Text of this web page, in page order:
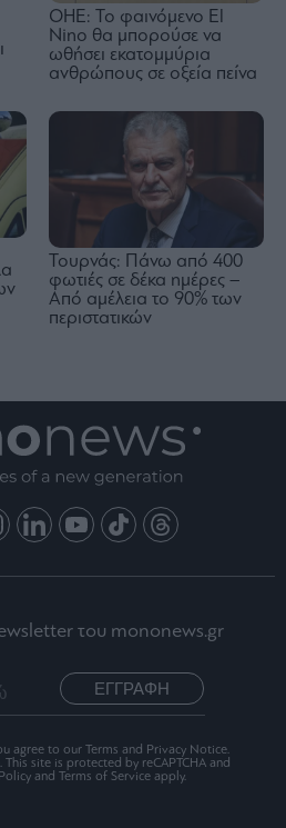
ΟΗΕ: Το φαινόμενο El
Nino θα μπορούσε να
ωθήσει εκατομμύρια
ανθρώπους σε οξεία πείνα
Τουρνάς: Πάνω από 400
φωτιές σε δέκα ημέρες –
Από αμέλεια το 90% των
περιστατικών
του mononews.gr
ΕΓΓΡΑΦΗ
agree to our Terms and Privacy Notice.
site is protected by reCAPTCHA and
and Terms of Service apply.